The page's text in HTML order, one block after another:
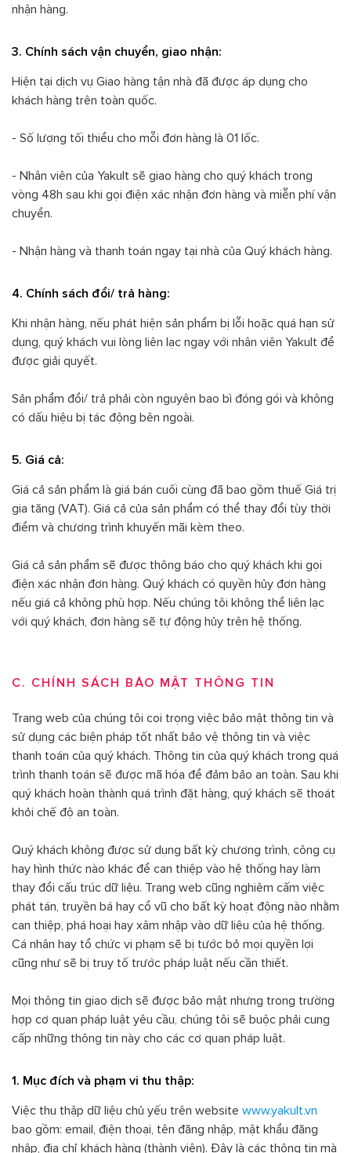
nhận hàng.
3. Chính sách vận chuyển, giao nhận:
Hiện tại dịch vụ Giao hàng tận nhà đã được áp dụng cho
khách hàng trên toàn quốc.
- Số lượng tối thiểu cho mỗi đơn hàng là 01 lốc.
- Nhân viên của Yakult sẽ giao hàng cho quý khách trong
vòng 48h sau khi gọi điện xác nhận đơn hàng và miễn phí vận
chuyển.
- Nhận hàng và thanh toán ngay tại nhà của Quý khách hàng.
4. Chính sách đổi/ trả hàng:
Khi nhận hàng, nếu phát hiện sản phẩm bị lỗi hoặc quá hạn sử
dụng, quý khách vui lòng liên lạc ngay với nhân viên Yakult để
được giải quyết.
Sản phẩm đổi/ trả phải còn nguyên bao bì đóng gói và không
có dấu hiệu bị tác động bên ngoài.
5. Giá cả:
Giá cả sản phẩm là giá bán cuối cùng đã bao gồm thuế Giá trị
gia tăng (VAT). Giá cả của sản phẩm có thể thay đổi tùy thời
điểm và chương trình khuyến mãi kèm theo.
Giá cả sản phẩm sẽ được thông báo cho quý khách khi gọi
điện xác nhận đơn hàng. Quý khách có quyền hủy đơn hàng
nếu giá cả không phù hợp. Nếu chúng tôi không thể liên lạc
với quý khách, đơn hàng sẽ tự động hủy trên hệ thống.
C. CHÍNH SÁCH BẢO MẬT THÔNG TIN
Trang web của chúng tôi coi trọng việc bảo mật thông tin và
sử dụng các biện pháp tốt nhất bảo vệ thông tin và việc
thanh toán của quý khách. Thông tin của quý khách trong quá
trình thanh toán sẽ được mã hóa để đảm bảo an toàn. Sau khi
quý khách hoàn thành quá trình đặt hàng, quý khách sẽ thoát
khỏi chế độ an toàn.
Quý khách không được sử dụng bất kỳ chương trình, công cụ
hay hình thức nào khác để can thiệp vào hệ thống hay làm
thay đổi cấu trúc dữ liệu. Trang web cũng nghiêm cấm việc
phát tán, truyền bá hay cổ vũ cho bất kỳ hoạt động nào nhằm
can thiệp, phá hoại hay xâm nhập vào dữ liệu của hệ thống.
Cá nhân hay tổ chức vi phạm sẽ bị tước bỏ mọi quyền lợi
cũng như sẽ bị truy tố trước pháp luật nếu cần thiết.
Mọi thông tin giao dịch sẽ được bảo mật nhưng trong trường
hợp cơ quan pháp luật yêu cầu, chúng tôi sẽ buộc phải cung
cấp những thông tin này cho các cơ quan pháp luật.
1. Mục đích và phạm vi thu thập:
Việc thu thập dữ liệu chủ yếu trên website www.yakult.vn
bao gồm: email, điện thoại, tên đăng nhập, mật khẩu đăng
nhập, địa chỉ khách hàng (thành viên). Đây là các thông tin mà